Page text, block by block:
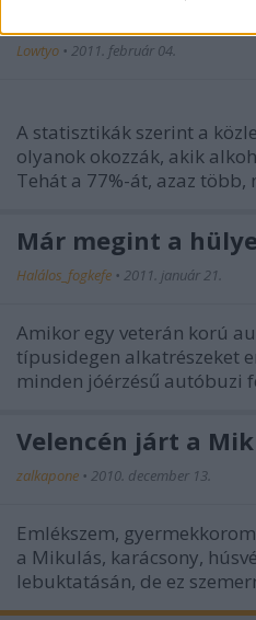
Lowtyo • 2011. február 04.
A statisztikák szerint a
olyanok okozzák, akik
Tehát a 77%-át, azaz
Már megint a
Halálos_fogkefe • 2011. január 21.
Amikor egy veterán korú
típusidegen alkatrészeket
minden jóérzésű autóbuzi
Velencén járt a
zalkapone • 2010. december 13.
Emlékszem,
a Mikulás, karácsony,
lebuktatásán, de ez